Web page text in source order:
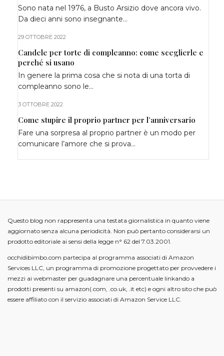
Sono nata nel 1976, a Busto Arsizio dove ancora vivo.
Da dieci anni sono insegnante…
29 OTTOBRE 2022
Candele per torte di compleanno: come sceglierle e
perché si usano
In genere la prima cosa che si nota di una torta di
compleanno sono le…
3 OTTOBRE 2022
Come stupire il proprio partner per l’anniversario
Fare una sorpresa al proprio partner è un modo per
comunicare l’amore che si prova…
Questo blog non rappresenta una testata giornalistica in quanto viene
aggiornato senza alcuna periodicità. Non può pertanto considerarsi un
prodotto editoriale ai sensi della legge n° 62 del 7.03.2001.
occhidibimbo.com partecipa al programma associati di Amazon
Services LLC, un programma di promozione progettato per provvedere i
mezzi ai webmaster per guadagnare una percentuale linkando a
prodotti presenti su amazon(.com, .co.uk, .it etc) e ogni altro sito che può
essere affiliato con il servizio associati di Amazon Service LLC.